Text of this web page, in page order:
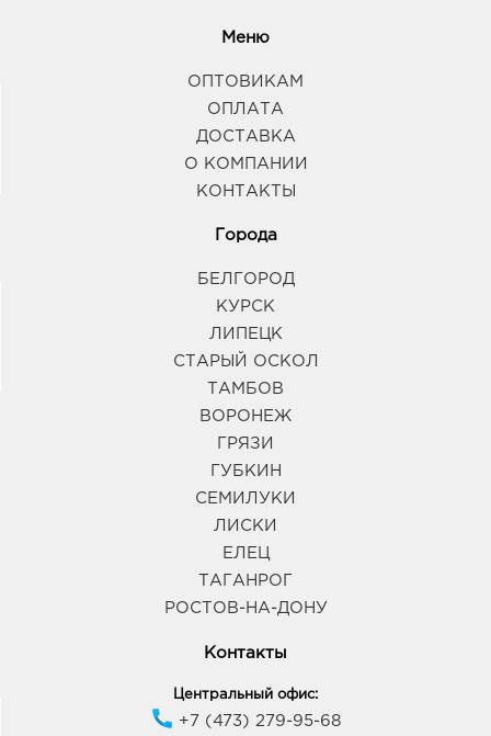
Меню
ОПТОВИКАМ
ОПЛАТА
ДОСТАВКА
О КОМПАНИИ
КОНТАКТЫ
Города
БЕЛГОРОД
КУРСК
ЛИПЕЦК
СТАРЫЙ ОСКОЛ
ТАМБОВ
ВОРОНЕЖ
ГРЯЗИ
ГУБКИН
СЕМИЛУКИ
ЛИСКИ
ЕЛЕЦ
ТАГАНРОГ
РОСТОВ-НА-ДОНУ
Контакты
Центральный офис:
+7 (473) 279-95-68